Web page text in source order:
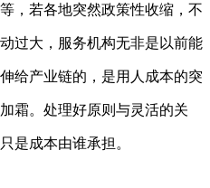
，若各地突然政策性收缩，不
过大，服务机构无非是以前能
给产业链的，是用人成本的突
霜。处理好原则与灵活的关
是成本由谁承担。